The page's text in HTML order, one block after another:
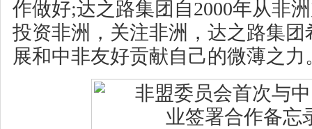
作做好;达之路集团自2000年从非
投资非洲，关注非洲，达之路集
展和中非友好贡献自己的微薄之力